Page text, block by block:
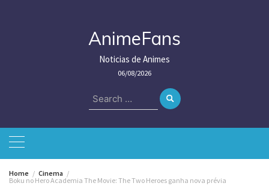
AnimeFans
Noticias de Animes
06/08/2026
Search
for:
Home
Cinema
Boku no Hero Academia The Movie: The Two Heroes ganha nova prévia